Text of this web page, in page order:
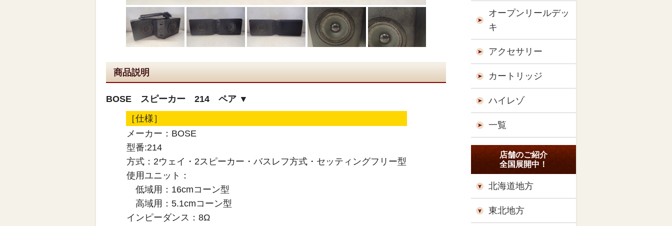
商品説明
BOSE スピーカー 214 ペア ▼
［仕様］
メーカー：BOSE
型番:214
方式：2ウェイ・2スピーカー・バスレフ方式・セッティングフリー型
使用ユニット：
低域用：16cmコーン型
高域用：5.1cmコーン型
インピーダンス：8Ω
オープンリールデッ
キ
アクセサリー
カートリッジ
ハイレゾ
一覧
店舗のご紹介
全国展開中！
北海道地方
東北地方